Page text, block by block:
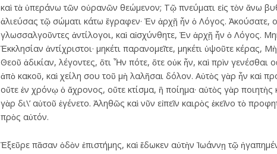
καὶ τὰ ὑπεράνω τῶν οὐρανῶν θεώμενον; Τῷ πνεύματι εἰς τὸν ἄνω
ἁλιεύσας τῷ σώματι κάτω ἔγραφεν· Ἐν ἀρχῇ ἦν ὁ Λόγος. Ἀκούσατε,
γλωσσαλγοῦντες ἀντίλογοι, καὶ αἰσχύνθητε, Ἐν ἀρχῇ ἦν ὁ Λόγος.
Ἐκκλησίαν ἀντίχριστοι· μηκέτι παρανομεῖτε, μηκέτι ὑψοῦτε κέρας,
Θεοῦ ἀδικίαν, λέγοντες, ὅτι Ἦν πότε, ὅτε οὐκ ἦν, καὶ πρὶν
ἀπὸ κακοῦ, καὶ χείλη σου τοῦ μὴ λαλῆσαι δόλον. Αὐτὸς γὰρ ἦν καὶ
οὔτε ἐν χρόνῳ ὁ ἄχρονος, οὔτε κτίσμα, ἢ ποίημα· αὐτὸς γὰρ
γὰρ δι\’ αὐτοῦ ἐγένετο. Ἀληθῶς καὶ νῦν εἰπεῖν καιρὸς ἐκεῖνο τὸ
πρὸς αὐτόν.
Ἐξεῦρε πᾶσαν ὁδὸν ἐπιστήμης, καὶ ἔδωκεν αὐτὴν Ἰωάννῃ τῷ